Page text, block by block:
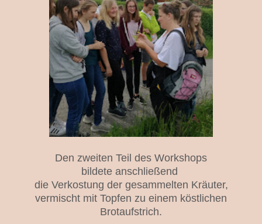
Den zweiten Teil des Workshops
bildete anschließend
die Verkostung der gesammelten Kräuter,
vermischt mit Topfen zu einem köstlichen
Brotaufstrich.